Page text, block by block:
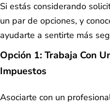
Si estás considerando
un par de opciones, y
ayudarte a sentirte más
Opción 1: Trabaja Con
Impuestos
Asociarte con un